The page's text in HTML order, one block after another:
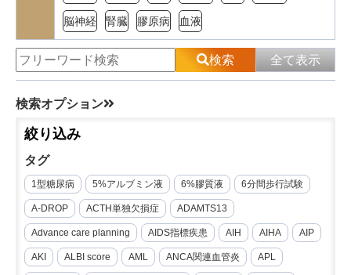
脳神経 腎臓 膠原病 血液
検索 全て表示
検索オプション
絞り込み
タグ
1型糖尿病 5%アルブミン液 6%膠質液 6分間歩行試験
A-DROP ACTH単独欠損症 ADAMTS13
Advance care planning AIDS指標疾患 AIH AIHA AIP
AKI ALBI score AML ANCA関連血管炎 APL